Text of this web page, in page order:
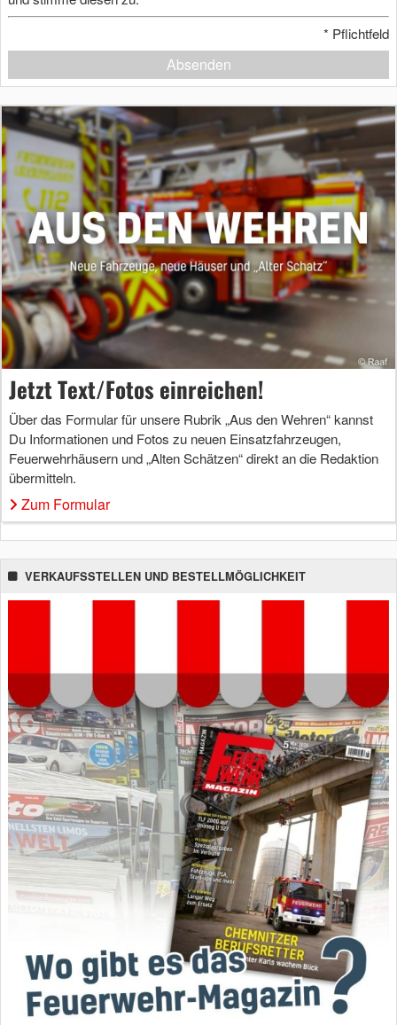
* Pflichtfeld
Absenden
Jetzt Text/Fotos einreichen!
Über das Formular für unsere Rubrik „Aus den Wehren“ kannst
Du Informationen und Fotos zu neuen Einsatzfahrzeugen,
Feuerwehrhäusern und „Alten Schätzen“ direkt an die Redaktion
übermitteln.
Zum Formular
VERKAUFSSTELLEN UND BESTELLMÖGLICHKEIT